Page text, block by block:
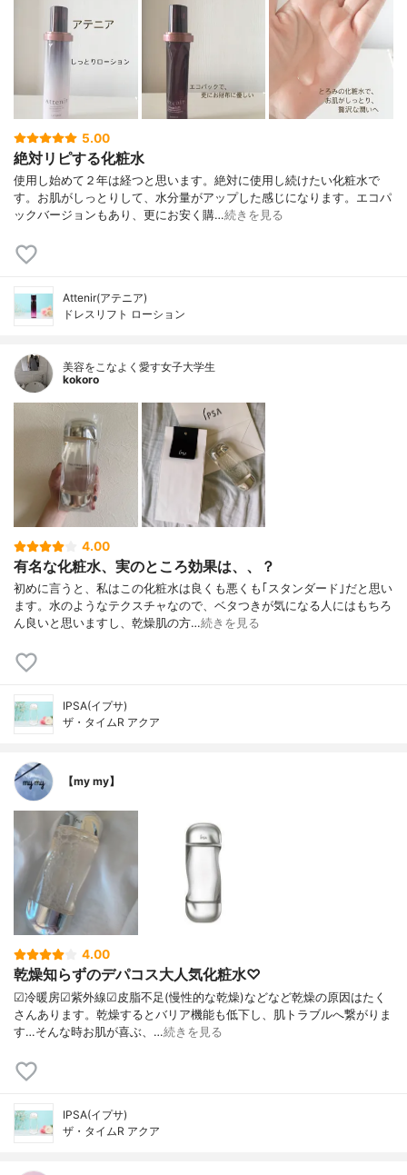
5.00
絶対リピする化粧水
使用し始めて２年は経つと思います。絶対に使用し続けたい化粧水で
す。お肌がしっとりして、水分量がアップした感じになります。エコパ
ックバージョンもあり、更にお安く購…続きを見る
Attenir(アテニア)
ドレスリフト ローション
美容をこなよく愛す女子大学生
kokoro
4.00
有名な化粧水、実のところ効果は、、？
初めに言うと、私はこの化粧水は良くも悪くも｢スタンダード｣だと思い
ます。水のようなテクスチャなので、ベタつきが気になる人にはもちろ
ん良いと思いますし、乾燥肌の方…続きを見る
IPSA(イプサ)
ザ・タイムR アクア
【my my】
4.00
乾燥知らずのデパコス大人気化粧水♡
☑︎冷暖房☑︎紫外線☑︎皮脂不足(慢性的な乾燥)などなど乾燥の原因はたく
さんあります。乾燥するとバリア機能も低下し、肌トラブルへ繋がりま
す…そんな時お肌が喜ぶ、…続きを見る
IPSA(イプサ)
ザ・タイムR アクア